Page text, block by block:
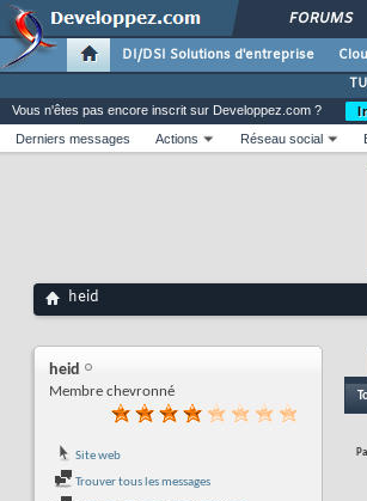
FORUMS
DI/DSI Solutions d'entreprise
Vous n'êtes pas encore inscrit sur Developpez.com ?
Derniers messages
Actions Réseau social
heid
heid
Membre chevronné
Site web
Trouver tous les messages